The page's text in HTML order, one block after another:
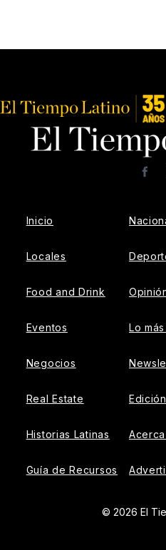
Inicio
Locales
Food and Drink
Eventos
Negocios
Real Estate
Historias Latinas
Guía de Recursos
Lo
© 2026 El